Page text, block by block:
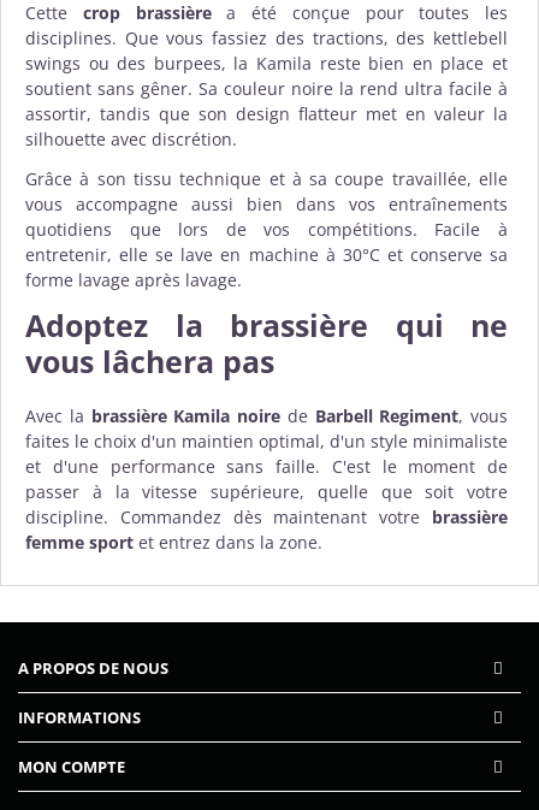
Cette crop brassièrea été conçue pour toutes les
disciplines. Que vous fassiez des tractions, des kettlebell
swings ou des burpees, la Kamila reste bien en place et
soutient sans gêner. Sa couleur noire la rend ultra facile à
assortir, tandis que son design flatteur met en valeur la
silhouette avec discrétion.
Grâce à son tissu technique et à sa coupe travaillée, elle
vous accompagne aussi bien dans vos entraînements
quotidiens que lors de vos compétitions. Facile à
entretenir, elle se lave en machine à 30°C et conserve sa
forme lavage après lavage.
Adoptez la brassière qui ne
vous lâchera pas
Avec la brassière Kamila noire de Barbell Regiment, vous
faites le choix d'un maintien optimal, d'un style minimaliste
et d'une performance sans faille. C'est le moment de
passer à la vitesse supérieure, quelle que soit votre
discipline. Commandez dès maintenant votre brassière
femme sport et entrez dans la zone.
A PROPOS DE NOUS
INFORMATIONS
MON COMPTE